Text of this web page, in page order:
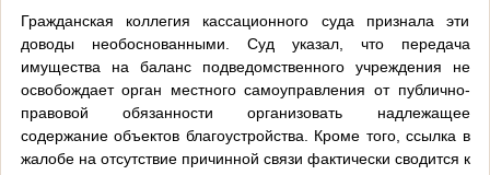
Гражданская коллегия кассационного суда признала эти
доводы необоснованными. Суд указал, что передача
имущества на баланс подведомственного учреждения не
освобождает орган местного самоуправления от публично-
правовой обязанности организовать надлежащее
содержание объектов благоустройства. Кроме того, ссылка в
жалобе на отсутствие причинной связи фактически сводится к